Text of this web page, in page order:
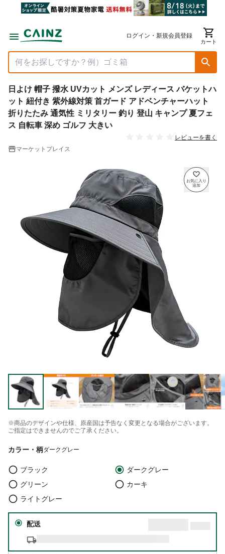
ログイン・新規会員登録
カート
日よけ 帽子 撥水 UVカット メンズ レディース バケットハ
ット 紐付き 紫外線対策 首ガード アドベンチャーハット
折りたたみ 通気性 ミリタリー 釣り 登山 キャンプ 夏フェ
ス 自転車 深め ゴルフ 大きい
レビューを書く
マーケットプレイス
※商品のデザインや仕様、原産国は予告なく変更となる場合がございます。
ご指定はできませんのでご了承ください。
カラー・柄ダークグレー
ブラック
ダークグレー
グリーン
カーキ
ライトグレー
配送